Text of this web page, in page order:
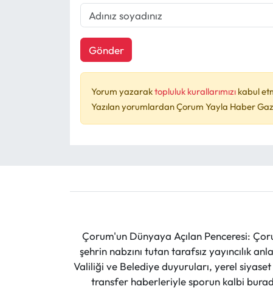
Gönder
Yorum yazaraktopluluk kurallarımızı kabul
Yazılan yorumlardan Çorum Yayla Haber
Çorum'un Dünyaya Açılan Penceresi:
şehrin nabzını tutan tarafsız yayıncılık
Valiliği ve Belediye duyuruları, yerel siyaset
transfer haberleriyle sporun kalbi